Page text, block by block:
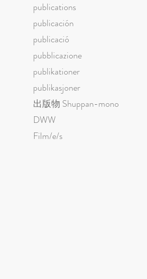
publications
publicación
publicació
pubblicazione
publikationer
publikasjoner
出版物 Shuppan-mono
DWW
Film/e/s